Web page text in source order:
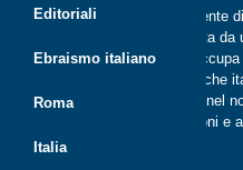
Editoriali
Ebraismo italiano
Roma
Italia
Riflessi è una rivista indipendente
periodica, digitale e on line nata
ebraica di Roma. Riflessi si
il dialogo tra le comunità ebraiche
promuovere la cultura ebraica nel
crescita delle nuove generazioni e
italiano.